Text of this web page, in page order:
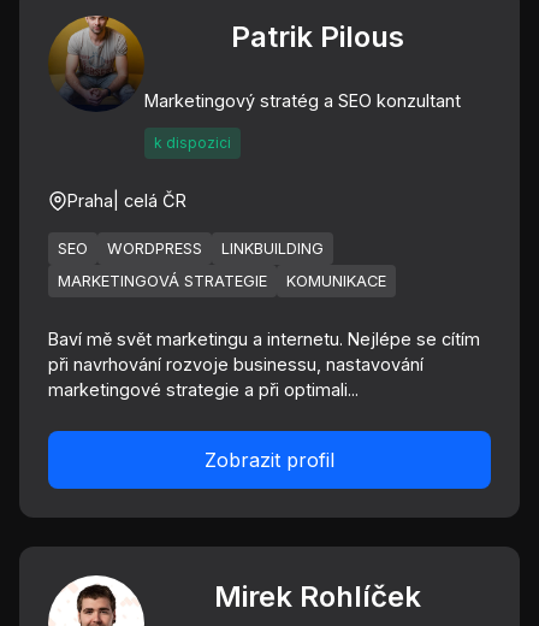
Patrik Pilous
Marketingový stratég a SEO konzultant
k dispozici
Praha | celá ČR
SEO WORDPRESS
LINKBUILDING
MARKETINGOVÁ STRATEGIE
KOMUNIKACE
Baví mě svět marketingu a internetu. Nejlépe se cítím
při navrhování rozvoje businessu, nastavování
marketingové strategie a při optimali...
Zobrazit profil
Mirek Rohlíček